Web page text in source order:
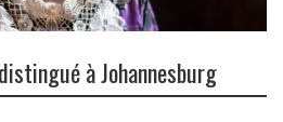
à Johannesburg